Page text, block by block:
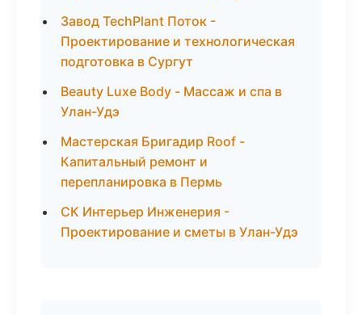
Завод TechPlant Поток -
Проектирование и технологическая
подготовка в Сургут
Beauty Luxe Body - Массаж и спа в
Улан-Удэ
Мастерская Бригадир Roof -
Капитальный ремонт и
перепланировка в Пермь
СК Интерьер Инженерия -
Проектирование и сметы в Улан-Удэ